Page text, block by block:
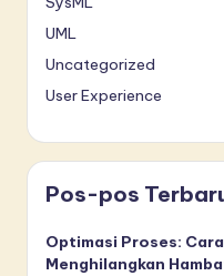
UML
Uncategorized
User Experience
Pos-pos
Optimasi Proses:
Menghilangkan